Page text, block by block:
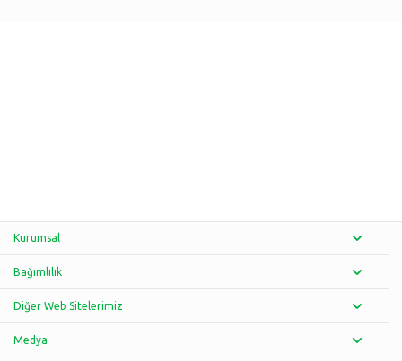
Kurumsal
Bağımlılık
Diğer Web Sitelerimiz
Medya